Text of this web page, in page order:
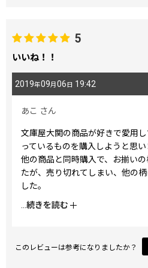
5
いいね！！
2019年09月06日 19:42
あこ さん
文庫屋大関の商品が好きで愛用
っているものを購入しようと思い
他の商品と同時購入で、お揃い
たが、売り切れてしまい、他の
した。
結果、すごく良かったです。
シンプルなカジュアルな服にも
いろんなヘアアレンジ、浴衣や
んなのに、どんな風に合うのか
続きを読む
このレビューは参考になりましたか？